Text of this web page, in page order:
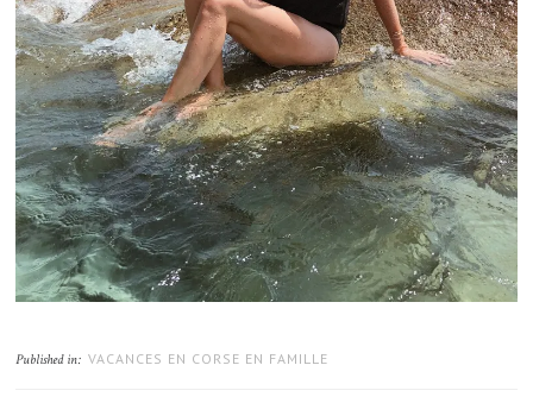
Published in: VACANCES EN CORSE EN FAMILLE